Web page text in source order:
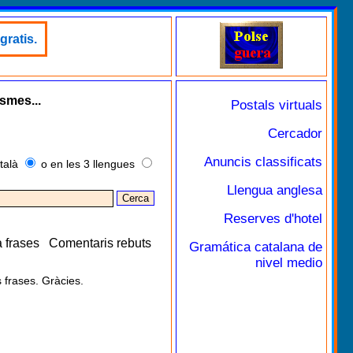
o en les 3 llengues
frases Comentaris rebuts
frases. Gràcies.
Postals virtuals
Cercador
Anuncis classificats
Llengua anglesa
Reserves d'hotel
Gramática catalana de
nivel medio